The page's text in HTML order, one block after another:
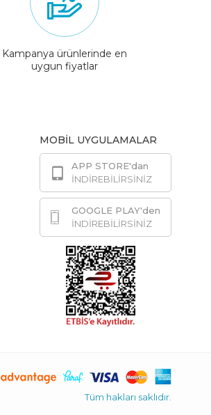
Kampanya ürünlerinde en
uygun fiyatlar
MOBİL UYGULAMALAR
APP STORE'dan
İNDİREBİLİRSİNİZ
GOOGLE PLAY'den
İNDİREBİLİRSİNİZ
Tüm hakları saklıdır.